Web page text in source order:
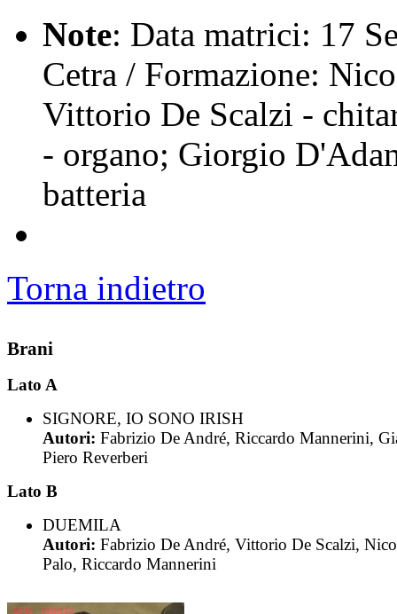
Note: Data matrici: 17
Cetra / Formazione:
Vittorio De Scalzi -
- organo; Giorgio
batteria
Torna indietro
Brani
Lato A
SIGNORE, IO SONO IRISH
Autori: Fabrizio De André, Riccardo Mannerini,
Piero Reverberi
Lato B
DUEMILA
Autori: Fabrizio De André, Vittorio De Scalzi,
Palo, Riccardo Mannerini